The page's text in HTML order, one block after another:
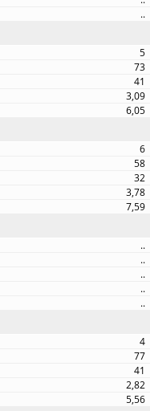
..
5
73
41
3,09
6,05
6
58
32
3,78
7,59
..
..
..
..
..
4
77
41
2,82
5,56